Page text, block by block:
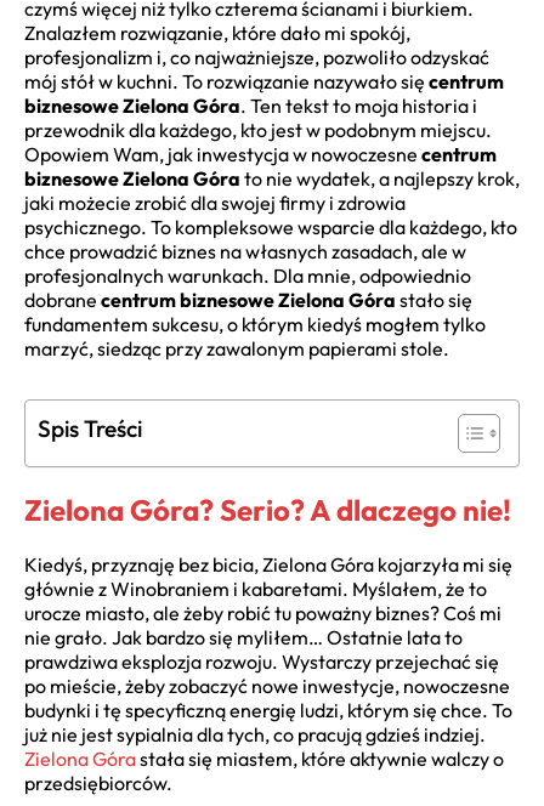
czymś więcej niż tylko czterema ścianami i biurkiem.
Znalazłem rozwiązanie, które dało mi spokój,
profesjonalizm i, co najważniejsze, pozwoliło odzyskać
mój stół w kuchni. To rozwiązanie nazywało się centrum
biznesowe Zielona Góra. Ten tekst to moja historia i
przewodnik dla każdego, kto jest w podobnym miejscu.
Opowiem Wam, jak inwestycja w nowoczesne centrum
biznesowe Zielona Góra to nie wydatek, a najlepszy krok,
jaki możecie zrobić dla swojej firmy i zdrowia
psychicznego. To kompleksowe wsparcie dla każdego, kto
chce prowadzić biznes na własnych zasadach, ale w
profesjonalnych warunkach. Dla mnie, odpowiednio
dobrane centrum biznesowe Zielona Góra stało się
fundamentem sukcesu, o którym kiedyś mogłem tylko
marzyć, siedząc przy zawalonym papierami stole.
Spis Treści
Zielona Góra? Serio? A dlaczego nie!
Kiedyś, przyznaję bez bicia, Zielona Góra kojarzyła mi się
głównie z Winobraniem i kabaretami. Myślałem, że to
urocze miasto, ale żeby robić tu poważny biznes? Coś mi
nie grało. Jak bardzo się myliłem… Ostatnie lata to
prawdziwa eksplozja rozwoju. Wystarczy przejechać się
po mieście, żeby zobaczyć nowe inwestycje, nowoczesne
budynki i tę specyficzną energię ludzi, którym się chce. To
już nie jest sypialnia dla tych, co pracują gdzieś indziej.
Zielona Górastała się miastem, które aktywnie walczy o
przedsiębiorców.